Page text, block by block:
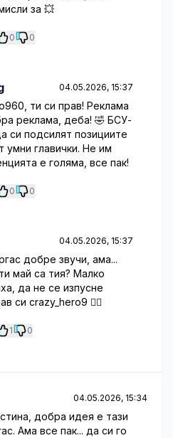
за 💥
0 0
04.05.2026, 15:37
ти си прав! Реклама
реклама, деба! 🤣 БСУ-
си подсилят позициите
умни главички. Не им
е голяма, все пак!
0 0
04.05.2026, 15:37
добре звучи, ама...
май са тия? Малко
да не се изпусне
си crazy_hero9 🤷‍♂️
1 0
04.05.2026, 15:34
добра идея е тази
Ама все пак... да си го